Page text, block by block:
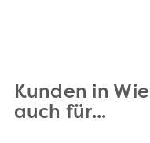
Kunden in
auch für...